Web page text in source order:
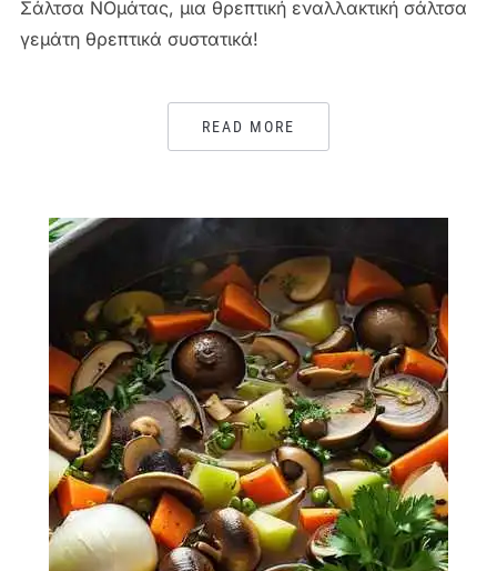
Σάλτσα ΝΟμάτας, μια θρεπτική εναλλακτική σάλτσα
γεμάτη θρεπτικά συστατικά!
READ MORE